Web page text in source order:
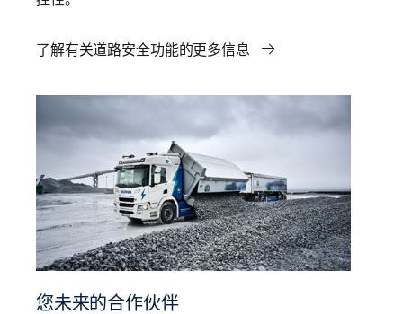
了解有关道路安全功能的更多信息
您未来的合作伙伴